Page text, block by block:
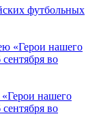
футбольных
нашего
во